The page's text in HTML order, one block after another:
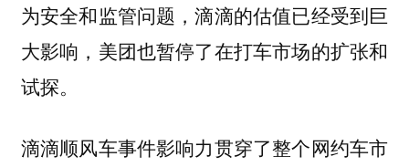
为安全和监管问题，滴滴的估值已经受到巨
大影响，美团也暂停了在打车市场的扩张和
试探。
滴滴顺风车事件影响力贯穿了整个网约车市